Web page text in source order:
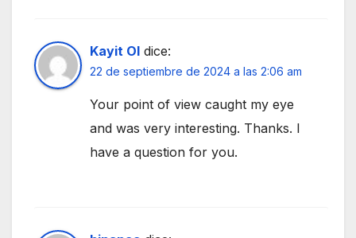
Kayit Ol dice:
22 de septiembre de 2024 a las 2:06 am
Your point of view caught my eye
and was very interesting. Thanks. I
have a question for you.